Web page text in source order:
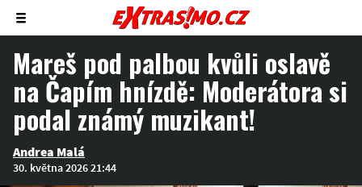
Zobrazit/skrýt
menu
Mareš pod palbou kvůli oslavě
na Čapím hnízdě: Moderátora si
podal známý muzikant!
Andrea Malá
30. května 2026 21:44